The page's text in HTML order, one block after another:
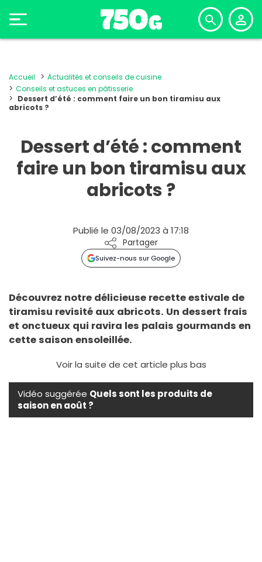
Accueil
Actualités et conseils de cuisine
Conseils et astuces en pâtisserie
Dessert d’été : comment faire un bon tiramisu aux
abricots ?
Dessert d’été : comment
faire un bon tiramisu aux
abricots ?
Publié le 03/08/2023 à 17:18
Partager
Suivez-nous sur Google
Découvrez notre délicieuse recette estivale de
tiramisu revisité aux abricots. Un dessert frais
et onctueux qui ravira les palais gourmands en
cette saison ensoleillée.
Voir la suite de cet article plus bas
Vidéo suggérée Quels sont les produits de
saison en août ?